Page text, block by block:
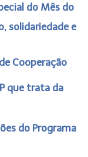
do Mês do
solidariedade e
Cooperação
que trata da
do Programa